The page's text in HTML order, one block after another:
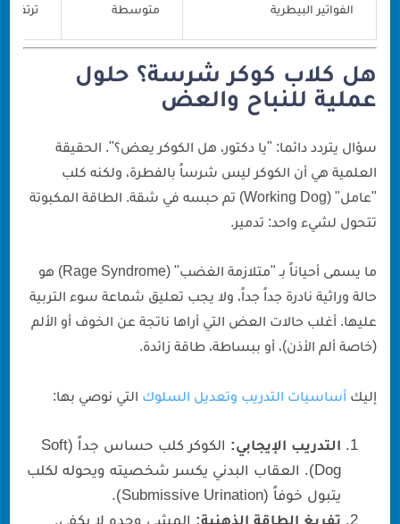
الفواتير البيطرية متوسطة ترتفع
هل كلاب كوكر شرسة؟ حلول
عملية للنباح والعض
سؤال يتردد دائما: "يا دكتور، هل الكوكر يعض؟". الحقيقة
العلمية هي أن الكوكر ليس شرساً بالفطرة، ولكنه كلب
"عامل" (Working Dog) تم حبسه في شقة. الطاقة المكبوتة
تتحول لشيء واحد: تدمير.
ما يسمى أحياناً بـ "متلازمة الغضب" (Rage Syndrome) هو
حالة وراثية نادرة جداً جداً، ولا يجب تعليق شماعة سوء التربية
عليها. أغلب حالات العض التي أراها ناتجة عن الخوف أو الألم
(خاصة ألم الأذن)، أو ببساطة، طاقة زائدة.
إليكأساسيات التدريب وتعديل السلوك التي نوصي بها:
التدريب الإيجابي:
الكوكر كلب حساس جداً (Soft
Dog). العقاب البدني يكسر شخصيته ويحوله لكلب
يتبول خوفاً (Submissive Urination).
تفريغ الطاقة الذهنية: المشي وحده لا يكفي.